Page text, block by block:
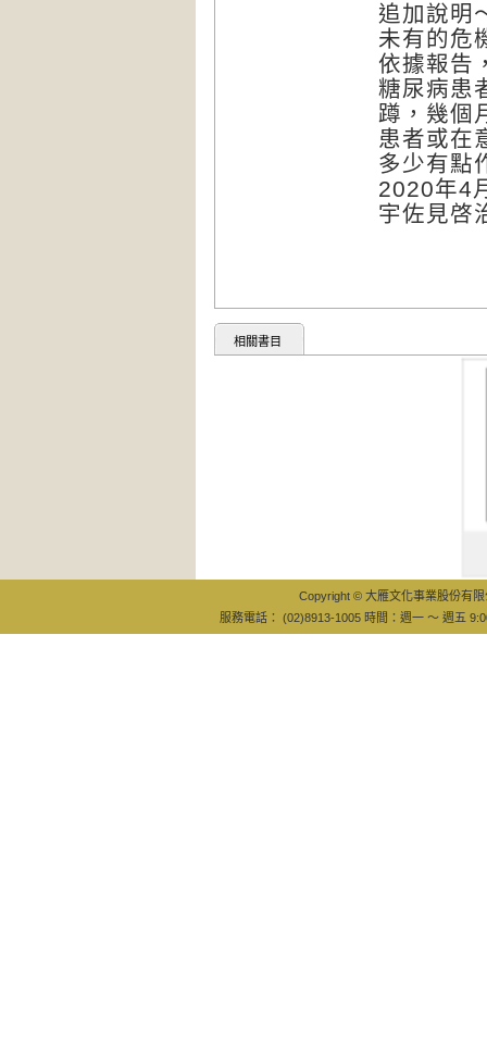
追加說明
未有的危
依據報告
糖尿病患
蹲，幾個
患者或在
多少有點
2020年4
宇佐見啓
相關書目
Copyright © 大雁文化事業股份有
服務電話： (02)8913-1005 時間：週一 ～ 週五